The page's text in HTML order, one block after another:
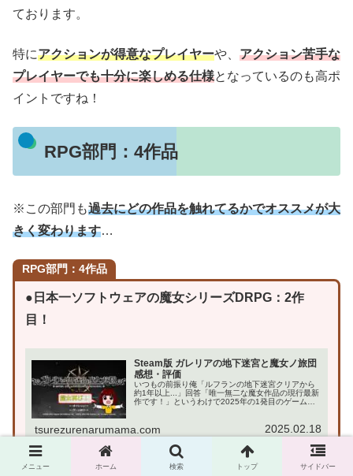
ております。
特にアクションが得意なプレイヤーや、 アクション苦手な
プレイヤーでも十分に楽しめる仕様となっているのも高ポ
イントですね！
RPG部門：4作品
※この部門も過去にどの作品を触れてるかでオススメが大
きく変わります…
RPG部門：4作品
●日本一ソフトウェアの魔女シリーズDRPG：2作
目！
Steam版 ガレリアの地下迷宮と魔女ノ旅団
感想・評価
いつもの前振り俺「ルフランの地下迷宮クリアから
約1年以上...」回答「唯一無二な魔女作品の現行最新
作です！」というわけで2025年の1発目のゲーム記
tsurezurenarumama.com 2025.02.18
●幻想水滸伝の精神的後継作品(本編) ！
メニュー ホーム 検索 トップ サイドバー